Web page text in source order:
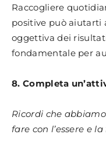
Raccogliere
positive può aiutarti
oggettiva dei
fondamentale per
8. Completa
Ricordi che
fare con l’essere e